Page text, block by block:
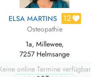
ELSA MARTINS 12
Osteopathie
1a, Millewee,
7257 Helmsange
online Termine verfügbar